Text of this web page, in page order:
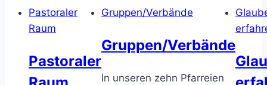
Pastoraler
Raum
Pastoraler
Gruppen/Verbände
Gruppen/Verbände
In unseren zehn Pfarreien